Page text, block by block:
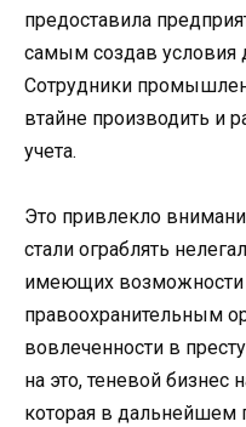
предоставила
самым создав условия
Сотрудники
втайне производить и
учета.
Это привлекло
стали ограблять
имеющих возможности
правоохранительным
вовлеченности в
на это, теневой бизнес
которая в дальнейшем